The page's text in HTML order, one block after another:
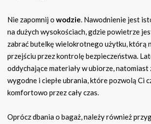
Nie zapomnij o wodzie. Nawodnienie jest
na dużych wysokościach, gdzie powietrze
zabrać butelkę wielokrotnego użytku, którą
przejściu przez kontrolę bezpieczeństwa.
oddychające materiały w ubiorze, natomiast
wygodne i ciepłe ubrania, które pozwolą Ci
komfortowo przez cały czas.
Oprócz dbania o bagaż, należy również